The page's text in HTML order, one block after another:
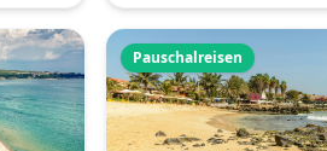
Pauschalreisen